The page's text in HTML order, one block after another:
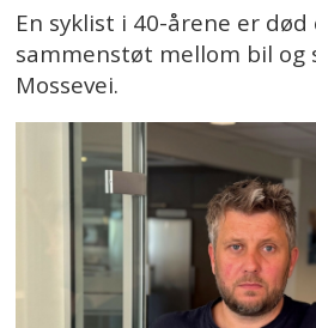
En syklist i 40-årene er
sammenstøt mellom bil og
Mossevei.